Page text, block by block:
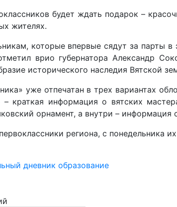
будет ждать подарок –
жителях.
которые впервые сядут за парты
врио губернатора Александр
исторического наследия Вятской
уже отпечатан в трех вариантах
краткая информация о вятских
орнамент, а внутри –
региона, с понедельника
дневник образование